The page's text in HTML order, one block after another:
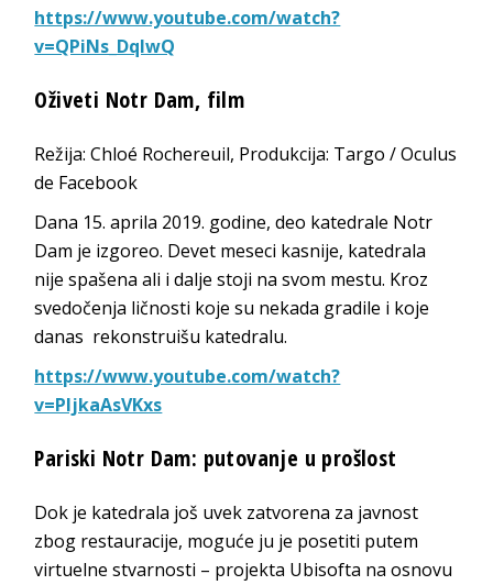
https://www.youtube.com/watch?
v=QPiNs_DqIwQ
Oživeti Notr Dam, film
Režija: Chloé Rochereuil, Produkcija: Targo / Oculus
de Facebook
Dana 15. aprila 2019. godine, deo katedrale Notr
Dam je izgoreo. Devet meseci kasnije, katedrala
nije spašena ali i dalje stoji na svom mestu. Kroz
svedočenja ličnosti koje su nekada gradile i koje
danas rekonstruišu katedralu.
https://www.youtube.com/watch?
v=PljkaAsVKxs
Pariski Notr Dam: putovanje u prošlost
Dok je katedrala još uvek zatvorena za javnost
zbog restauracije, moguće ju je posetiti putem
virtuelne stvarnosti – projekta Ubisofta na osnovu